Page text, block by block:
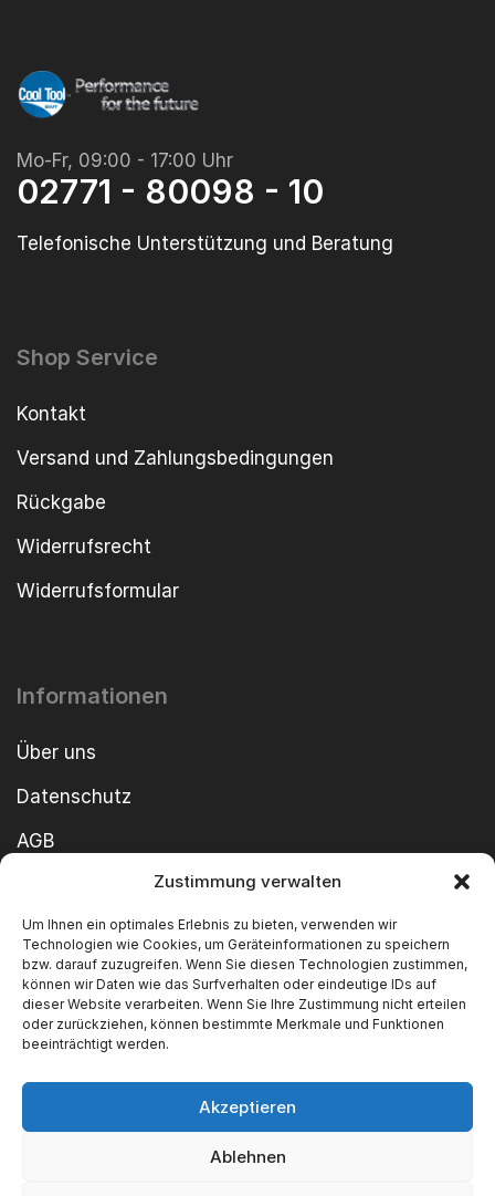
Zustimmung verwalten
Um Ihnen ein optimales Erlebnis zu bieten, verwenden wir
Technologien wie Cookies, um Geräteinformationen zu speichern
bzw. darauf zuzugreifen. Wenn Sie diesen Technologien zustimmen,
können wir Daten wie das Surfverhalten oder eindeutige IDs auf
dieser Website verarbeiten. Wenn Sie Ihre Zustimmung nicht erteilen
oder zurückziehen, können bestimmte Merkmale und Funktionen
beeinträchtigt werden.
Akzeptieren
Ablehnen
Mo-Fr, 09:00 - 17:00 Uhr
02771 - 80098 - 10
Telefonische Unterstützung und Beratung
Shop Service
Kontakt
Versand und Zahlungsbedingungen
Rückgabe
Widerrufsrecht
Widerrufsformular
Informationen
Über uns
Datenschutz
AGB
Cookie-Richtlinie
Impressum
Copyright ©2026 SWT GmbH Built by